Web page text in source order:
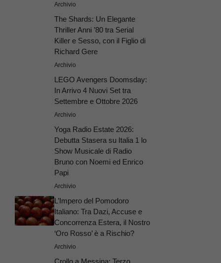
Archivio
The Shards: Un Elegante
Thriller Anni ’80 tra Serial
Killer e Sesso, con il Figlio di
Richard Gere
Archivio
LEGO Avengers Doomsday:
In Arrivo 4 Nuovi Set tra
Settembre e Ottobre 2026
Archivio
Yoga Radio Estate 2026:
Debutta Stasera su Italia 1 lo
Show Musicale di Radio
Bruno con Noemi ed Enrico
Papi
Archivio
L’Impero del Pomodoro
Italiano: Tra Dazi, Accuse e
Concorrenza Estera, il Nostro
‘Oro Rosso’ è a Rischio?
Archivio
Crollo a Messina: Terzo